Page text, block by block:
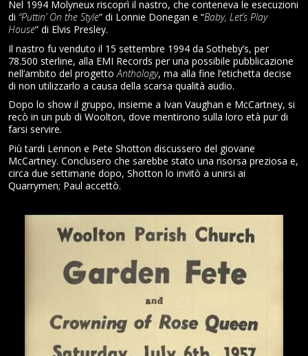
Nel 1994 Molyneux riscoprì il nastro, che conteneva le esecuzioni
di “Puttin’ On the Style” di Lonnie Donegan e “Baby, Let’s Play
House” di Elvis Presley.
Il nastro fu venduto il 15 settembre 1994 da Sotheby’s, per
78.500 sterline, alla EMI Records per una possibile pubblicazione
nell’ambito del progetto Anthology, ma alla fine l’etichetta decise
di non utilizzarlo a causa della scarsa qualità audio.
Dopo lo show il gruppo, insieme a Ivan Vaughan e McCartney, si
recò in un pub di Woolton, dove mentirono sulla loro età pur di
farsi servire.
Più tardi Lennon e Pete Shotton discussero del giovane
McCartney. Conclusero che sarebbe stato una risorsa preziosa e,
circa due settimane dopo, Shotton lo invitò a unirsi ai
Quarrymen; Paul accettò.